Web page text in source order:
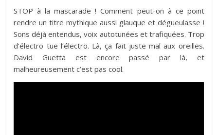
STOP à la mascarade ! Comment peut-on à ce point
rendre un titre mythique aussi glauque et dégueulasse !
Sons déjà entendus, voix autotunées et trafiquées. Trop
d’électro tue l’électro. Là, ça fait juste mal aux oreilles.
David Guetta est encore passé par là, et
malheureusement c’est pas cool.